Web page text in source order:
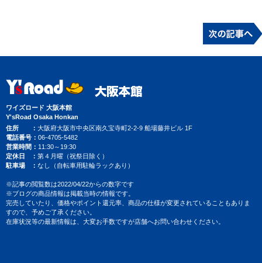
ワイズロード 大阪本館
Y'sRoad Osaka Honkan
住所
大阪府大阪市中央区南久宝寺町2-2-9 船場藤井ビル 1F
電話番号
06-4705-5482
営業時間
11:30～19:30
定休日
第４月曜（祝祭日除く）
駐車場
なし（自転車用駐輪ラックあり）
※記事の閲覧数は2022/04/22からの数字です
※ブログの商品情報は掲載当時の情報です。
完売していたり、価格やポイント還元率、商品の仕様が変更されていることもありま
すので、予めご了承ください。
在庫状況等の最新情報は、大変お手数ですが店舗へお問い合わせください。